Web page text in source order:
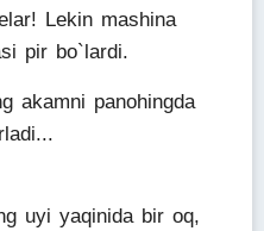
Lekin mashina
pir bo`lardi.
akamni panohingda
uyi yaqinida bir oq,